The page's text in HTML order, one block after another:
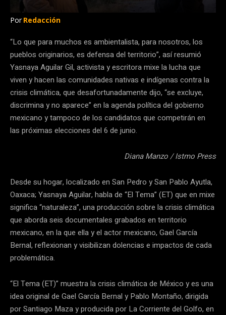
Por Redacción
“Lo que para muchos es ambientalista, para nosotros, los
pueblos originarios, es defensa del territorio”, así resumió
Yasnaya Aguilar Gil, activista y escritora mixe la lucha que
viven y hacen las comunidades nativas e indígenas contra la
crisis climática, que desafortunadamente dijo, “se excluye,
discrimina y no aparece” en la agenda política del gobierno
mexicano y tampoco de los candidatos que competirán en
las próximas elecciones del 6 de junio.
Diana Manzo / Istmo Press
Desde su hogar, localizado en San Pedro y San Pablo Ayutla,
Oaxaca; Yasnaya Aguilar, habla de “El Tema” (ET) que en mixe
significa “naturaleza”, una producción sobre la crisis climática
que aborda seis documentales grabados en territorio
mexicano, en la que ella y el actor mexicano, Gael García
Bernal, reflexionan y visibilizan dolencias e impactos de cada
problemática.
“El Tema (ET)” muestra la crisis climática de México y es una
idea original de Gael García Bernal y Pablo Montaño, dirigida
por Santiago Maza y producida por La Corriente del Golfo, en